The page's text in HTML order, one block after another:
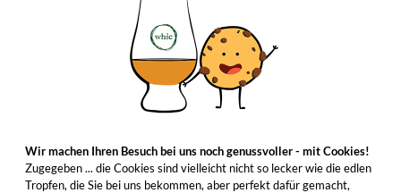
Wir machen Ihren Besuch bei uns noch genussvoller - mit Cookies!
Zugegeben ... die Cookies sind vielleicht nicht so lecker wie die edlen
Tropfen, die Sie bei uns bekommen, aber perfekt dafür gemacht,